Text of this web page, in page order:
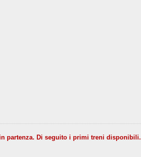
partenza. Di seguito i primi treni disponibili.